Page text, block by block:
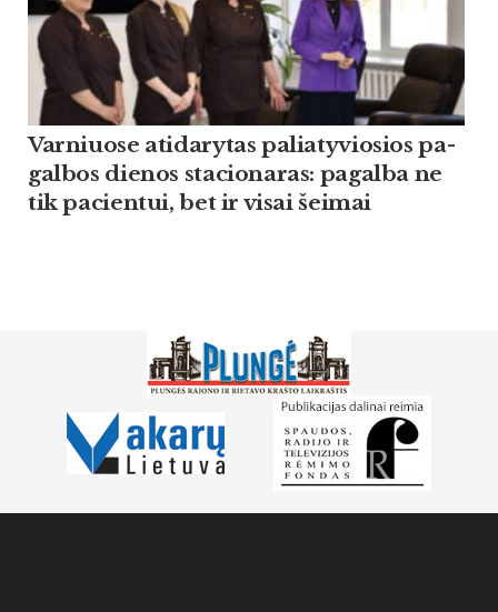
Var­niuo­se ati­da­ry­tas pa­lia­ty­vio­sios pa­
gal­bos die­nos sta­cio­na­ras: pa­gal­ba ne
tik pa­cien­tui, bet ir vi­sai šei­mai